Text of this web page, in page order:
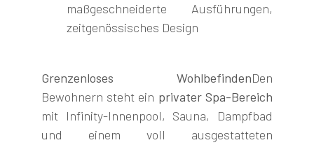
maßgeschneiderte Ausführungen,
zeitgenössisches Design
Grenzenloses WohlbefindenDen
Bewohnern steht ein privater Spa-Bereich
mit Infinity-Innenpool, Sauna, Dampfbad
und einem voll ausgestatteten